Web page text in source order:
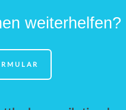
weiterhelfen?